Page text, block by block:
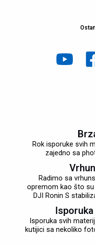
Rok isporuke svih
zajedno sa
Radimo sa
opremom kao što su
DJI Ronin S
Isporuka svih
kutijici sa nekoliko